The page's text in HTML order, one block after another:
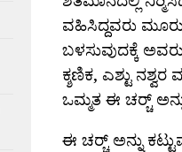
ವಹಿಸಿದ್ದವರು
ಬಳಸುವುದಕ್ಕೆ
ಕ್ಶಣಿಕ, ಎಶ್ಟು
ಒಮ್ಮತ ಈ ಚರ‍್ಚ್
ಈ ಚರ‍್ಚ್ ಅನ್ನು